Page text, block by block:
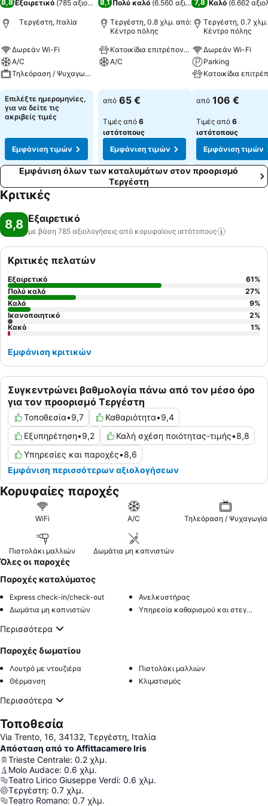
8,8 Εξαιρετικό (785 αξιολογήσεις)
Τεργέστη, Ιταλία
Δωρεάν Wi-Fi
A/C
Τηλεόραση / Ψυχαγωγία
Εμφάνιση τιμών
Επιλέξτε ημερομηνίες,
για να δείτε τις
ακριβείς τιμές
Εμφάνιση τιμών
8,1 Πολύ καλό (6.560 αξιολογήσεις)
Τεργέστη, 0.8 χλμ. από:
Κέντρο πόλης
Κατοικίδια επιτρέπονται
A/C
από 65 €
Τιμές από 6
ιστότοπους
Εμφάνιση τιμών
7,8 Καλό (6.662
Τεργέστη, 0.7
Κέντρο πόλης
Δωρεάν Wi-Fi
Parking
Εμφάνιση τιμών
από 106 €
Τιμές από 6
ιστότοπους
Εμφάνιση τιμών
Εμφάνιση όλων των καταλυμάτων στον προορισμό
Τεργέστη
Κριτικές
8,8 Εξαιρετικό
με βάση 785 αξιολογήσεις από κορυφαίους ιστότοπους
Συγκεντρώνει βαθμολογία πάνω από τον μέσο όρο
για τον προορισμό Τεργέστη
Τοποθεσία•9,7 Καθαριότητα•9,4
Εξυπηρέτηση•9,2 Καλή σχέση ποιότητας-τιμής•8,8
Υπηρεσίες και παροχές•8,6
Εμφάνιση περισσότερων αξιολογήσεων
Κριτικές πελατών
Εξαιρετικό 61%
Πολύ καλό
27%
Καλό
9%
Ικανοποιητικό
2%
Κακό
1%
Εμφάνιση κριτικών
Κορυφαίες παροχές
WiFi A/C Τηλεόραση / Ψυχαγωγία
Πιστολάκι μαλλιών Δωμάτια μη καπνιστών
Όλες οι παροχές
Παροχές καταλύματος
Express check-in/check-out
Ανελκυστήρας
Δωμάτια μη καπνιστών
Υπηρεσία καθαρισμού και στεγνώματος ρούχων
Περισσότερα
Παροχές δωματίου
Λουτρό με ντουζιέρα
Πιστολάκι μαλλιών
Θέρμανση
Κλιματισμός
Περισσότερα
Τοποθεσία
Via Trento, 16, 34132, Τεργέστη, Ιταλία
Απόσταση από το Affittacamere Iris
Trieste Centrale: 0.2 χλμ.
Molo Audace: 0.6 χλμ.
Teatro Lirico Giuseppe Verdi: 0.6 χλμ.
Τεργέστη: 0.7 χλμ.
Teatro Romano: 0.7 χλμ.